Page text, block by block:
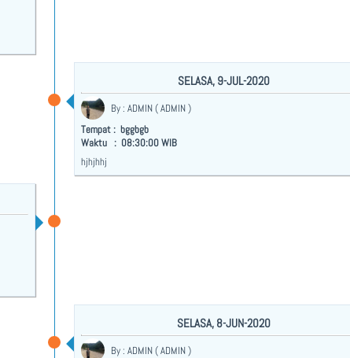
SELASA, 9-JUL-2020
By : ADMIN ( ADMIN )
Tempat : bggbgb
Waktu : 08:30:00 WIB
hjhjhhj
SELASA, 8-JUN-2020
By : ADMIN ( ADMIN )